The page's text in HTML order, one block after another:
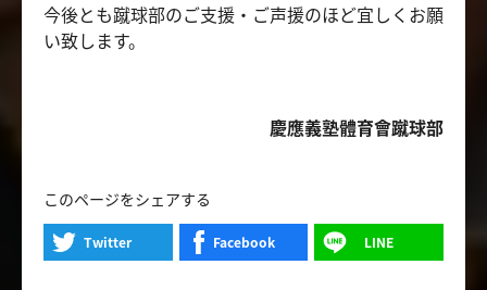
今後とも蹴球部のご支援・ご声援のほど宜しくお願
い致します。
慶應義塾體育會蹴球部
このページをシェアする
Twitter Facebook LINE